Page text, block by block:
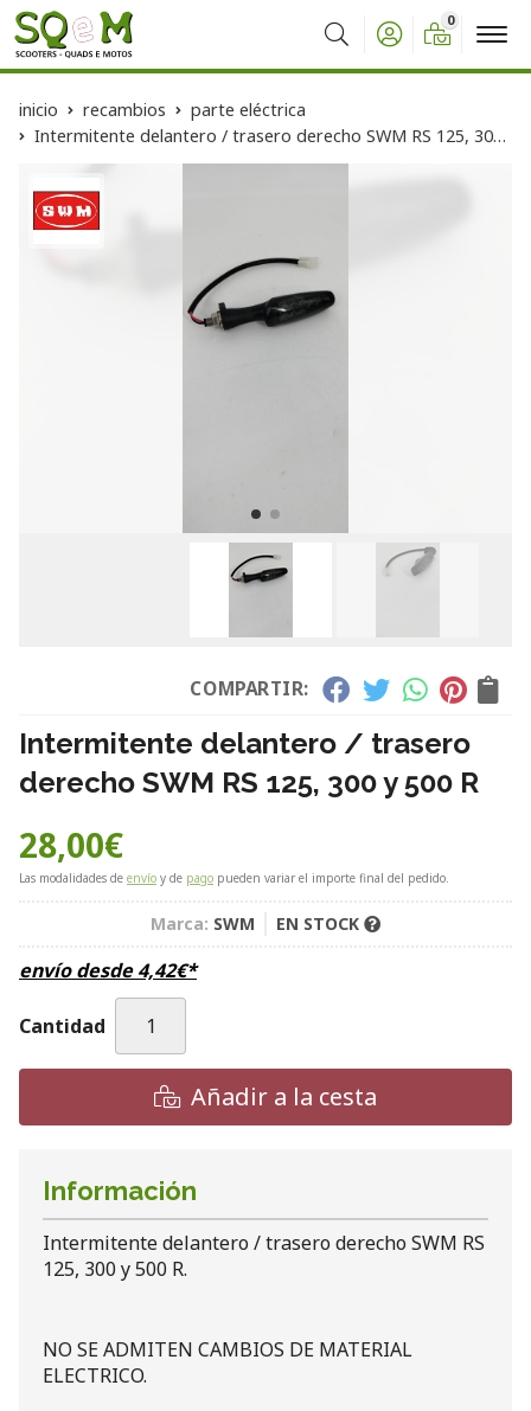
Buscar
0
inicio recambios
parte eléctrica
Intermitente delantero / trasero derecho SWM RS 125, 300 y 500 R
COMPARTIR:
Intermitente delantero / trasero
derecho SWM RS 125, 300 y 500 R
28,00€
Las modalidades de envío y de pago pueden variar el importe final del pedido.
Marca: SWM EN STOCK
envío desde4,42€*
Cantidad
Añadir a la cesta
Información
Intermitente delantero / trasero derecho SWM RS
125, 300 y 500 R.
NO SE ADMITEN CAMBIOS DE MATERIAL
ELECTRICO.